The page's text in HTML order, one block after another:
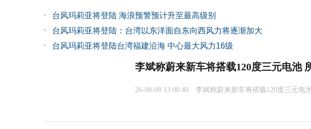
台风玛莉亚将登陆 海浪预警预计升至最高级别
台风玛莉亚将登陆：台湾以东洋面自东向西风力将逐渐加大
台风玛莉亚将登陆台湾福建沿海 中心最大风力16级
李斌称蔚来新车将搭载120度三元电池
26-08-08 13:00:40 李斌称蔚来新车将搭载120度三元电